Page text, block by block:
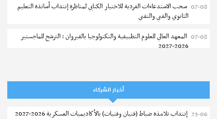
07-08 سحب الاستدعاءات الفردية للاختبار الكتابي لمناظرة إنتداب أساتذة التعليم
الثانوي والفني والتقني
07-08 المعهد العالي للعلوم التطبيقية والتكنولوجيا بالقيروان : الترشح للماجستير
2026-2027
سحب إستدعاء مناظرة إعادة التوجيه أوت 2026 - جامعة سوسة
تمديد آجال الترشح للماجستير بالمعهد العالي لعلوم و تقنيات المياه بقابس
2026-2027
أخبار الشركاء
23-06 إنتداب تلامذة ضباط (فتيان وفتيات) بالأكاديميات العسكرية 2026-2027